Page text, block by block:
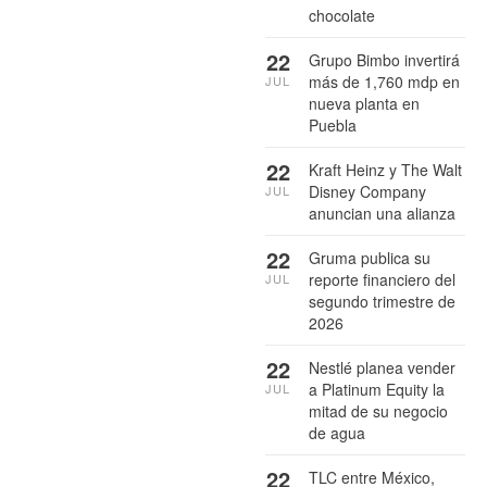
chocolate
Grupo Bimbo invertirá
más de 1,760 mdp en
nueva planta en
Puebla
22
JUL
Kraft Heinz y The Walt
Disney Company
anuncian una alianza
22
JUL
Gruma publica su
reporte financiero del
segundo trimestre de
2026
22
JUL
Nestlé planea vender
a Platinum Equity la
mitad de su negocio
de agua
22
JUL
TLC entre México,
22